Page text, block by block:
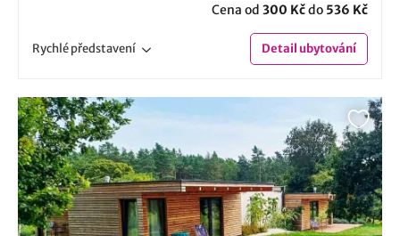
Cena od 300 Kčdo 536 Kč
Rychlépředstavení Detailubytování